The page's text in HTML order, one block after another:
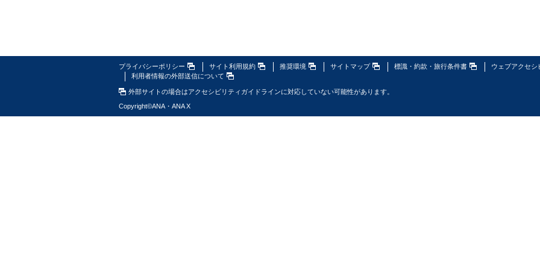
プライバシーポリシー サイト利用規約 推奨環境 サイトマップ 標識・約款・旅行条件書
ウェブアクセシ
利用者情報の外部送信について
外部サイトの場合はアクセシビリティガイドラインに対応していない可能性があります。
Copyright©ANA・ANA X